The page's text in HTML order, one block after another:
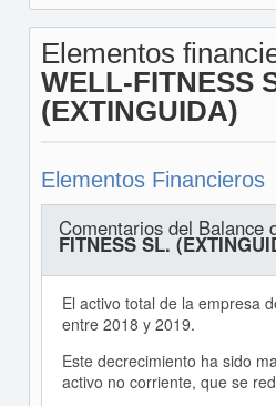
Elementos
WELL-FITNESS
(EXTINGUIDA)
Elementos Financieros
Comentarios del Balance
FITNESS SL.
El activo total de la empresa
entre 2018 y 2019.
Este decrecimiento ha sido
activo no corriente, que se